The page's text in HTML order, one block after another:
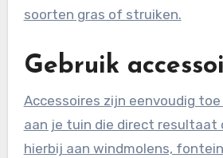
soorten gras of struiken.
Gebruik
Accessoires zijn eenvoudig
aan je tuin die direct resultaat
hierbij aan windmolens,